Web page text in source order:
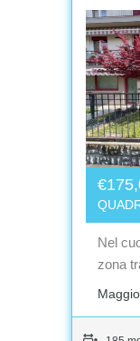
Nel
zona